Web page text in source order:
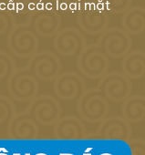
các loại mặt